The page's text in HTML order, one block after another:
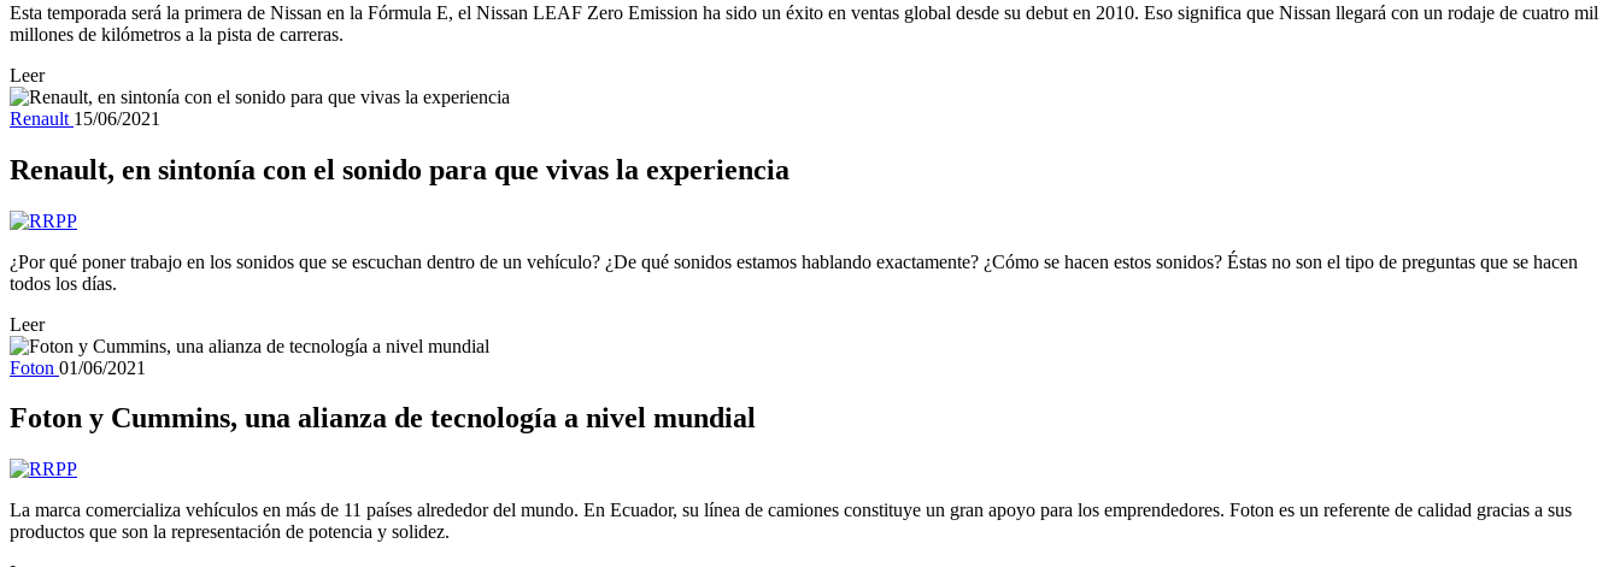
Esta temporada será la primera de Nissan en la Fórmula E, el Nissan LEAF Zero Emission ha sido un éxito en ventas global desde su debut en 2010. Eso significa que Nissan llegará con un rodaje de cuatro mil
millones de kilómetros a la pista de carreras.
Leer
Renault 15/06/2021
Renault, en sintonía con el sonido para que vivas la experiencia
¿Por qué poner trabajo en los sonidos que se escuchan dentro de un vehículo? ¿De qué sonidos estamos hablando exactamente? ¿Cómo se hacen estos sonidos? Éstas no son el tipo de preguntas que se hacen
todos los días.
Leer
Foton 01/06/2021
Foton y Cummins, una alianza de tecnología a nivel mundial
La marca comercializa vehículos en más de 11 países alrededor del mundo. En Ecuador, su línea de camiones constituye un gran apoyo para los emprendedores. Foton es un referente de calidad gracias a sus
productos que son la representación de potencia y solidez.